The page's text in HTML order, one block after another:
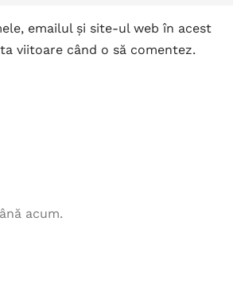
acum.
emailul și site-ul web în acest
viitoare când o să comentez.